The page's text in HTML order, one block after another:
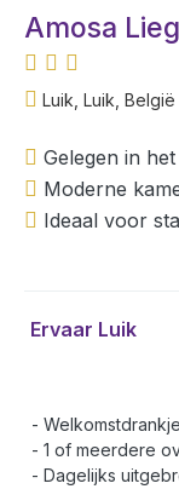
Amosa
Luik, Luik, België
Gelegen in
Moderne
Ideaal voor
Ervaar Luik
Welkomstdrankje
1 of meerdere
Dagelijks